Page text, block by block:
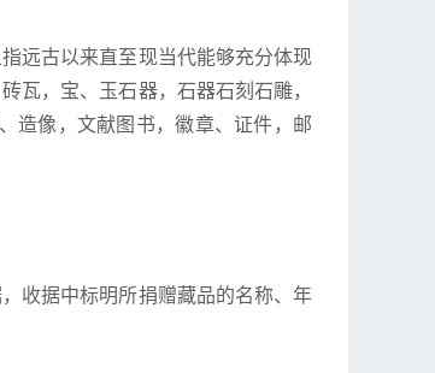
远古以来直至现当代能够充分体现
瓦，宝、玉石器，石器石刻石雕，
造像，文献图书，徽章、证件，邮
收据中标明所捐赠藏品的名称、年